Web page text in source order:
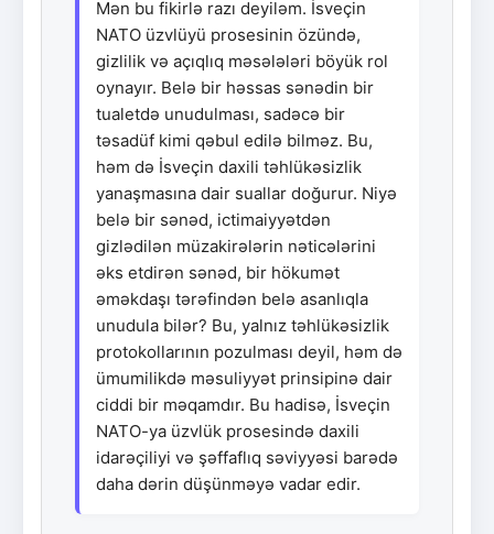
Mən bu fikirlə razı deyiləm. İsveçin
NATO üzvlüyü prosesinin özündə,
gizlilik və açıqlıq məsələləri böyük rol
oynayır. Belə bir həssas sənədin bir
tualetdə unudulması, sadəcə bir
təsadüf kimi qəbul edilə bilməz. Bu,
həm də İsveçin daxili təhlükəsizlik
yanaşmasına dair suallar doğurur. Niyə
belə bir sənəd, ictimaiyyətdən
gizlədilən müzakirələrin nəticələrini
əks etdirən sənəd, bir hökumət
əməkdaşı tərəfindən belə asanlıqla
unudula bilər? Bu, yalnız təhlükəsizlik
protokollarının pozulması deyil, həm də
ümumilikdə məsuliyyət prinsipinə dair
ciddi bir məqamdır. Bu hadisə, İsveçin
NATO-ya üzvlük prosesində daxili
idarəçiliyi və şəffaflıq səviyyəsi barədə
daha dərin düşünməyə vadar edir.